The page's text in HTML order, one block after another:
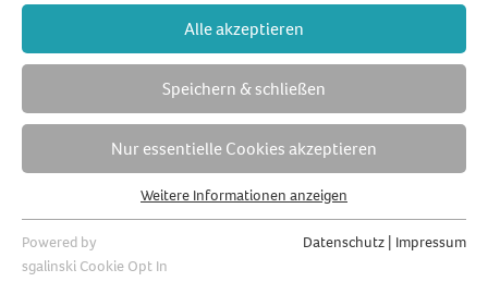
2012
Alle akzeptieren
Speichern & schließen
Nur essentielle Cookies akzeptieren
Essentielle Cookies werden für grundlegende Funktionen der
Webseite benötigt. Dadurch ist gewährleistet, dass die Webseite
Weitere Informationen anzeigen
Powered by
sgalinski Cookie Opt In
Datenschutz | Impressum